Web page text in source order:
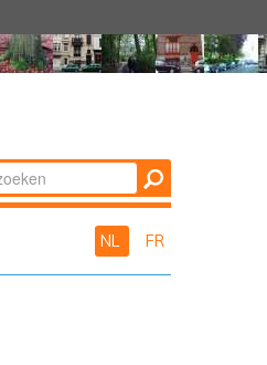
NL FR